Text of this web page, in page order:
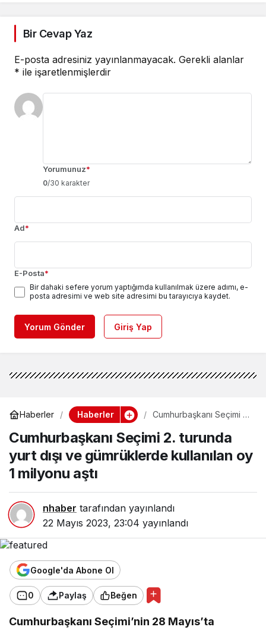
Bir Cevap Yaz
E-posta adresiniz yayınlanmayacak. Gerekli alanlar
* ile işaretlenmişlerdir
Yorumunuz*
0/30 karakter
Ad*
E-Posta*
Bir dahaki sefere yorum yaptığımda kullanılmak üzere adımı, e-
posta adresimi ve web site adresimi bu tarayıcıya kaydet.
Yorum Gönder Giriş Yap
Haberler Haberler
Cumhurbaşkanı Seçimi 2.
gümrüklerde kullanılan
oy 1 milyonu aştı
Cumhurbaşkanı Seçimi 2. turunda
yurt dışı ve gümrüklerde kullanılan oy
1 milyonu aştı
nhaber tarafından yayınlandı
22 Mayıs 2023, 23:04 yayınlandı
Google'da Abone Ol
0 Paylaş Beğen
Cumhurbaşkanı Seçimi’nin 28 Mayıs’ta